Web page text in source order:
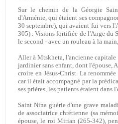
Sur le chemin de la Géorgie
d'Arménie, qui étaient ses
30 septembre), qui avaient fui vers
305) . Visions fortifiée de l'Ange du
le second - avec un rouleau à la
Aller à Mtskheta, l'ancienne
jardinier sans enfant, dont l'épouse,
croire en Jésus-Christ. La
car il était accompagné par la
ses prières, les patients étaient dans
Saint Nina guérie d'une grave
de associatrice chrétienne (sa
épouse, le roi Mirian (265-342),